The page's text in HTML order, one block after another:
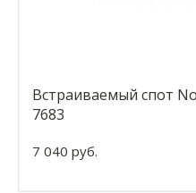
Встраиваемый спот
7683
7 040 руб.